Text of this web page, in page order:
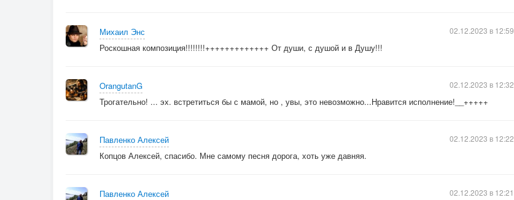
Михаил Энс
Роскошная композиция!!!!!!!!+++++++++++++ От души, с душой и в Душу!!!
02.12.2023 в 12:59
OrangutanG
Трогательно! ... эх. встретиться бы с мамой, но , увы, это невозможно...Нравится исполнение!__+++++
02.12.2023 в 12:32
Павленко Алексей
Копцов Алексей, спасибо. Мне самому песня дорога, хоть уже давняя.
02.12.2023 в 12:22
Павленко Алексей
02.12.2023 в 12:21